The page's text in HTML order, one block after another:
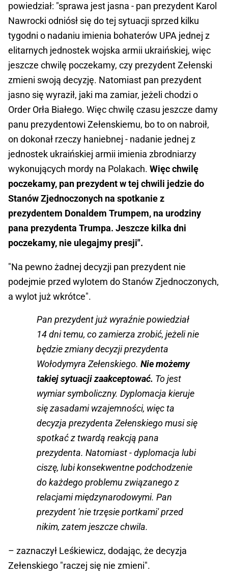
powiedział: "sprawa jest jasna - pan prezydent Karol
Nawrocki odniósł się do tej sytuacji sprzed kilku
tygodni o nadaniu imienia bohaterów UPA jednej z
elitarnych jednostek wojska armii ukraińskiej, więc
jeszcze chwilę poczekamy, czy prezydent Zełenski
zmieni swoją decyzję. Natomiast pan prezydent
jasno się wyraził, jaki ma zamiar, jeżeli chodzi o
Order Orła Białego. Więc chwilę czasu jeszcze damy
panu prezydentowi Zełenskiemu, bo to on nabroił,
on dokonał rzeczy haniebnej - nadanie jednej z
jednostek ukraińskiej armii imienia zbrodniarzy
wykonujących mordy na Polakach. Więc chwilę
poczekamy, pan prezydent w tej chwili jedzie do
Stanów Zjednoczonych na spotkanie z
prezydentem Donaldem Trumpem, na urodziny
pana prezydenta Trumpa. Jeszcze kilka dni
poczekamy, nie ulegajmy presji".
"Na pewno żadnej decyzji pan prezydent nie
podejmie przed wylotem do Stanów Zjednoczonych,
a wylot już wkrótce".
Pan prezydent już wyraźnie powiedział
14 dni temu, co zamierza zrobić, jeżeli nie
będzie zmiany decyzji prezydenta
Wołodymyra Zełenskiego. Nie możemy
takiej sytuacji zaakceptować. To jest
wymiar symboliczny. Dyplomacja kieruje
się zasadami wzajemności, więc ta
decyzja prezydenta Zełenskiego musi się
spotkać z twardą reakcją pana
prezydenta. Natomiast - dyplomacja lubi
ciszę, lubi konsekwentne podchodzenie
do każdego problemu związanego z
relacjami międzynarodowymi. Pan
prezydent 'nie trzęsie portkami' przed
nikim, zatem jeszcze chwila.
– zaznaczył Leśkiewicz, dodając, że decyzja
Zełenskiego "raczej się nie zmieni".